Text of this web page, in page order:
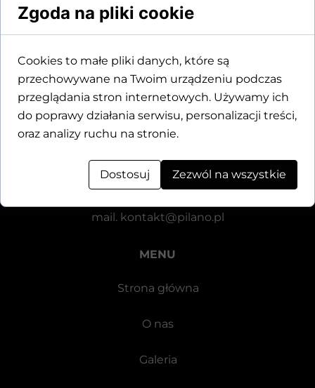
MENU
Strona główna
O nas
Galeria
Dane kontaktowe
Motylewska 24
tel.+48 571 521 126
mail. kontakt@pilano.pl
Zgoda na pliki cookie
Cookies to małe pliki danych, które są
przechowywane na Twoim urządzeniu podczas
przeglądania stron internetowych. Używamy ich
do poprawy działania serwisu, personalizacji treści,
oraz analizy ruchu na stronie.
Dostosuj Zezwól na wszystkie